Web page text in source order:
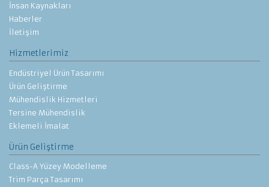
İnsan Kaynakları
Haberler
İletişim
Hizmetlerimiz
Endüstriyel Ürün Tasarımı
Ürün Geliştirme
Mühendislik Hizmetleri
Tersine Mühendislik
Eklemeli İmalat
Ürün Geliştirme
Class-A Yüzey Modelleme
Trim Parça Tasarımı